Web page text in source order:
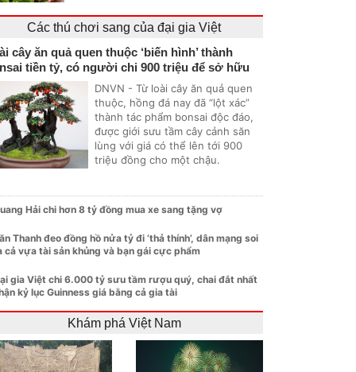
Các thú chơi sang của đại gia Việt
cây ăn quả quen thuộc ‘biến hình’ thành
tiền tỷ, có người chi 900 triệu để sở hữu
DNVN - Từ loài cây ăn quả quen
thuộc, hồng đá nay đã “lột xác”
thành tác phẩm bonsai độc đáo,
được giới sưu tầm cây cảnh săn
lùng với giá có thể lên tới 900
triệu đồng cho một chậu.
Hải chi hơn 8 tỷ đồng mua xe sang tặng vợ
Thanh đeo đồng hồ nửa tỷ đi ‘thả thính’, dân mạng soi
cả vựa tài sản khủng và bạn gái cực phẩm
gia Việt chi 6.000 tỷ sưu tầm rượu quý, chai đắt nhất
kỷ lục Guinness giá bằng cả gia tài
Khám phá Việt Nam